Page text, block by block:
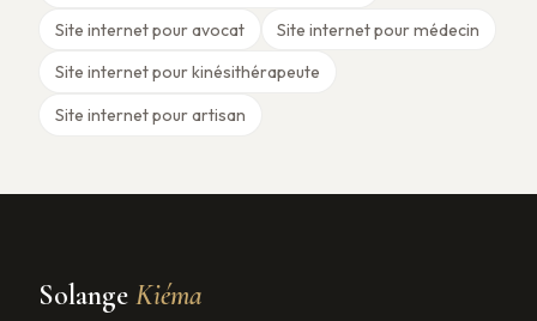
Site internet pour avocat
Site internet pour médecin
Site internet pour kinésithérapeute
Site internet pour artisan
Solange Kiéma